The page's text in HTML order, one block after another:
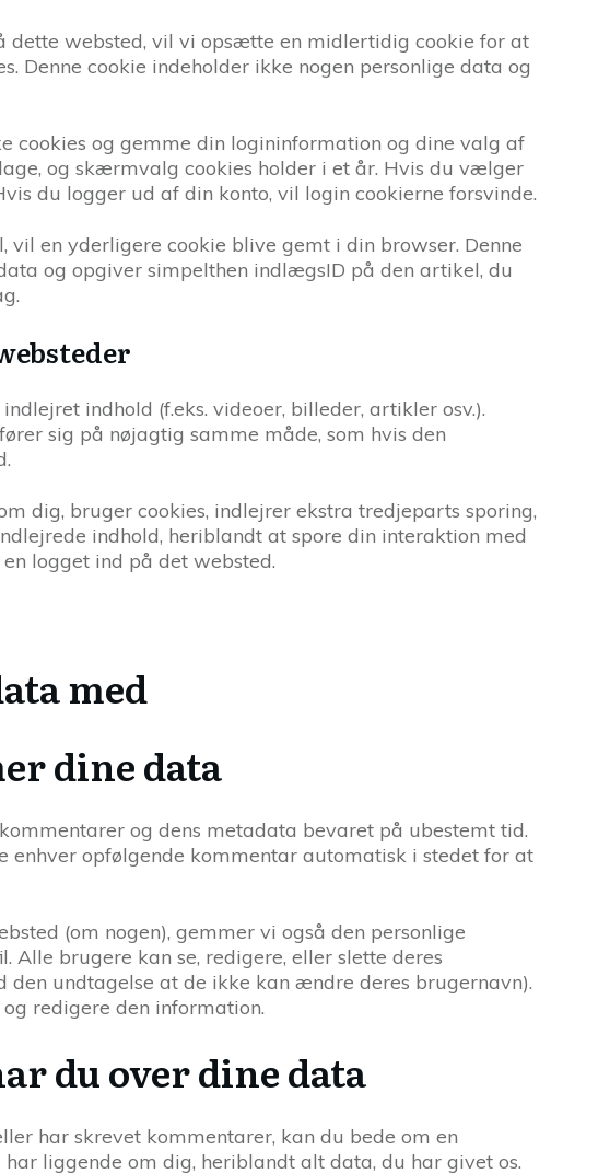
dette websted, vil vi opsætte en midlertidig cookie for at
Denne cookie indeholder ikke nogen personlige data og
og gemme din logininformation og dine valg af
og skærmvalg cookies holder i et år. Hvis du vælger
du logger ud af din konto, vil login cookierne forsvinde.
en yderligere cookie blive gemt i din browser. Denne
og opgiver simpelthen indlægsID på den artikel, du
indhold (f.eks. videoer, billeder, artikler osv.).
sig på nøjagtig samme måde, som hvis den
dig, bruger cookies, indlejrer ekstra tredjeparts sporing,
indhold, heriblandt at spore din interaktion med
logget ind på det websted.
med
dine data
og dens metadata bevaret på ubestemt tid.
enhver opfølgende kommentar automatisk i stedet for at
(om nogen), gemmer vi også den personlige
brugere kan se, redigere, eller slette deres
undtagelse at de ikke kan ændre deres brugernavn).
redigere den information.
du over dine data
har skrevet kommentarer, kan du bede om en
liggende om dig, heriblandt alt data, du har givet os.